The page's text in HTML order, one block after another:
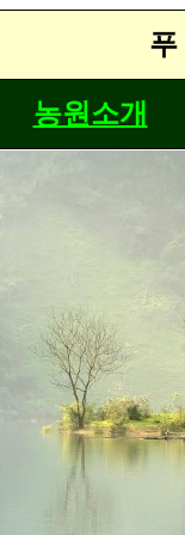
푸
농원소개